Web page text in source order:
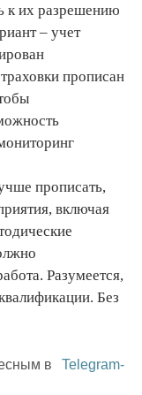
к их разрешению
– учет
прописан
прописать,
включая
Разумеется,
Без
в
Telegram-